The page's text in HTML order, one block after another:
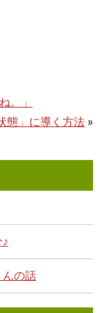
。」
態」に導く方法 »
んの話